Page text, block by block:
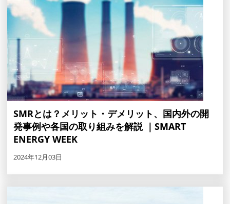
SMRとは？メリット・デメリット、国内外の開
発事例や各国の取り組みを解説 ｜SMART
ENERGY WEEK
2024年12月03日